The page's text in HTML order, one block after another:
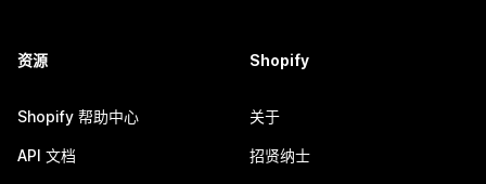
资源
Shopify 帮助中心
API 文档
Shopify
关于
招贤纳士